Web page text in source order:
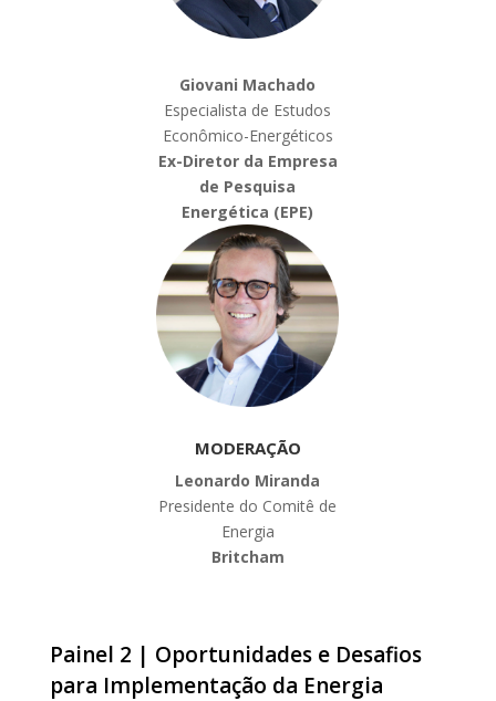
Giovani Machado
Especialista de Estudos
Econômico-Energéticos
Ex-Diretor da Empresa
de Pesquisa
Energética (EPE)
MODERAÇÃO
Leonardo Miranda
Presidente do Comitê de
Energia
Britcham
Painel 2 | Oportunidades e Desafios
para Implementação da Energia